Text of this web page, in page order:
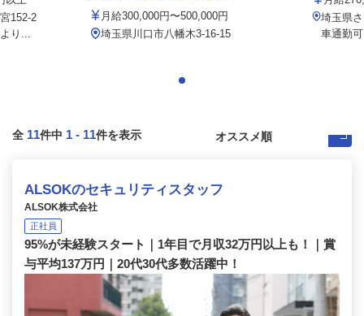
152-2
り...
月給300,000円〜500,000円
埼玉県川口市八幡木3-16-15
埼玉県
車通勤
全 11件中 1 - 11件を表示
ALSOKのセキュリティスタッフ
ALSOK株式会社
正社員
95%が未経験スタート｜1年目で月収32万円以上も！｜賞
与平均137万円｜20代30代多数活躍中！